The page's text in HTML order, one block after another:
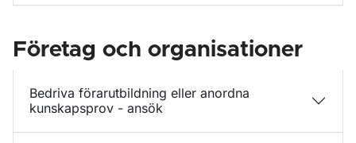
Företag och organisationer
Bedriva förarutbildning eller anordna
kunskapsprov - ansök